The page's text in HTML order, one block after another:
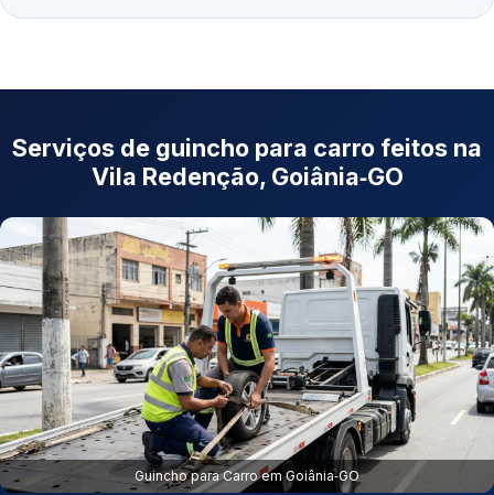
Serviços de guincho para carro feitos na
Vila Redenção, Goiânia‑GO
Guincho para Carro em Goiânia‑GO